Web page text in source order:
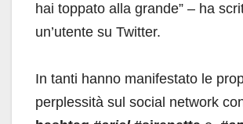
hai toppato alla grande” – ha
un’utente su Twitter.
In tanti hanno manifestato le
perplessità sul social network